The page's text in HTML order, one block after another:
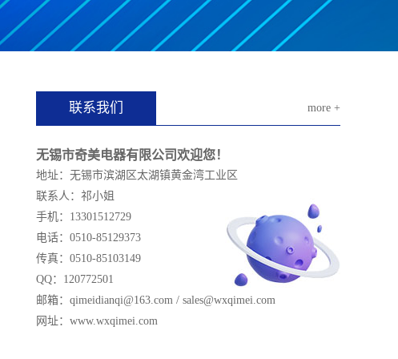
more +
联系我们
无锡市奇美电器有限公司欢迎您！
地址：无锡市滨湖区太湖镇黄金湾工业区
联系人：祁小姐
手机：13301512729
电话：0510-85129373
传真：0510-85103149
QQ：120772501
邮箱：qimeidianqi@163.com / sales@wxqimei.com
网址：www.wxqimei.com